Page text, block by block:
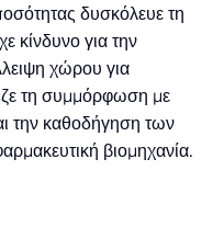
δυσκόλευε τη
κίνδυνο για την
χώρου για
τη συμμόρφωση με
την καθοδήγηση των
βιομηχανία.